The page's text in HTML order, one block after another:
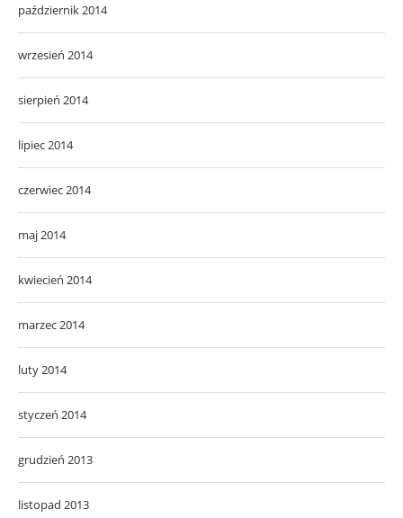
październik 2014
wrzesień 2014
sierpień 2014
lipiec 2014
czerwiec 2014
maj 2014
kwiecień 2014
marzec 2014
luty 2014
styczeń 2014
grudzień 2013
listopad 2013